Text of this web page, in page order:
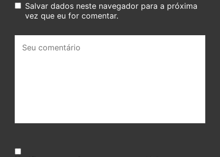
Salvar dados neste navegador para a próxima
vez que eu for comentar.
comentário: